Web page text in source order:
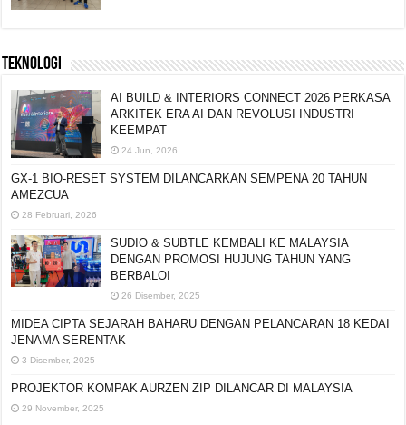
TEKNOLOGI
AI BUILD & INTERIORS CONNECT 2026 PERKASA
ARKITEK ERA AI DAN REVOLUSI INDUSTRI
KEEMPAT
24 Jun, 2026
GX-1 BIO-RESET SYSTEM DILANCARKAN
SUDIO & SUBTLE KEMBALI KE MALAYSIA
DENGAN PROMOSI HUJUNG TAHUN YANG
BERBALOI
MIDEA CIPTA SEJARAH BAHARU DENGAN
PELANCARAN 18 KEDAI JENAMA SERENTAK